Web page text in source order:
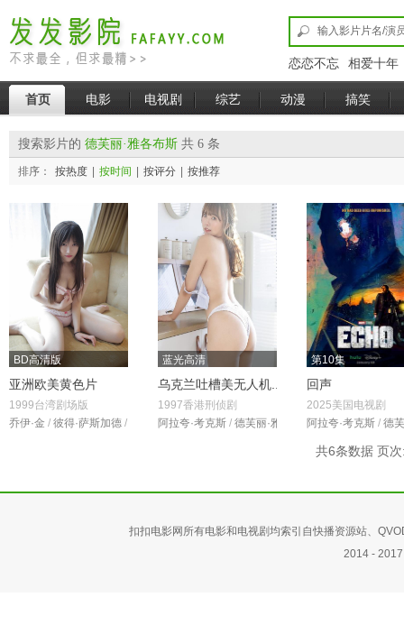
恋恋不忘 相爱十年
首页 电影 电视剧 综艺 动漫 搞笑
搜索影片的 德芙丽·雅各布斯 共 6 条
排序： 按热度 按时间 按评分 按推荐
BD高清版
亚洲欧美黄色片
1999台湾剧场版
乔伊·金 / 彼得·萨斯加德 / 卡斯·安瓦尔
蓝光高清
乌克兰吐槽美无人机..
1997香港刑侦剧
阿拉夸·考克斯 / 德芙丽·雅各布斯/文森特·多诺费奥
第10集
回声
2025美国电视剧
阿拉夸·考克斯 / 德
共6条数据 页
扣扣电影网所有电影和电视剧均索引自快播资源站、
2014 - 2017